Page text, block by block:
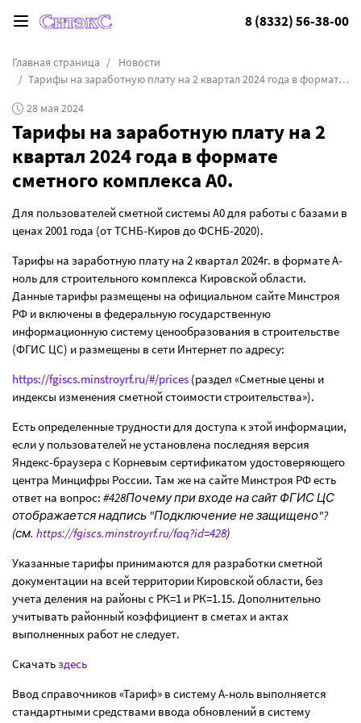
8 (8332) 56-38-00
Главная страница
Новости
Тарифы на заработную плату на 2 квартал 2024 года в формате сметного комплекса А0.
28 мая 2024
Тарифы на заработную плату на 2
квартал 2024 года в формате
сметного комплекса А0.
Для пользователей сметной системы А0 для работы с базами в
ценах 2001 года (от ТСНБ-Киров до ФСНБ-2020).
Тарифы на заработную плату на 2 квартал 2024г. в формате А-
ноль для строительного комплекса Кировской области.
Данные тарифы размещены на официальном сайте Минстроя
РФ и включены в федеральную государственную
информационную систему ценообразования в строительстве
(ФГИС ЦС) и размещены в сети Интернет по адресу:
https://fgiscs.minstroyrf.ru/#/prices (раздел «Сметные цены и
индексы изменения сметной стоимости строительства»).
Есть определенные трудности для доступа к этой информации,
если у пользователей не установлена последняя версия
Яндекс-браузера с Корневым сертификатом удостоверяющего
центра Минцифры России. Там же на сайте Минстроя РФ есть
ответ на вопрос: #428Почему при входе на сайт ФГИС ЦС
отображается надпись "Подключение не защищено"?
(см. https://fgiscs.minstroyrf.ru/faq?id=428)
Указанные тарифы принимаются для разработки сметной
документации на всей территории Кировской области, без
учета деления на районы с РК=1 и РК=1.15. Дополнительно
учитывать районный коэффициент в сметах и актах
выполненных работ не следует.
Скачатьздесь
Ввод справочников «Тариф» в систему А-ноль выполняется
стандартными средствами ввода обновлений в систему